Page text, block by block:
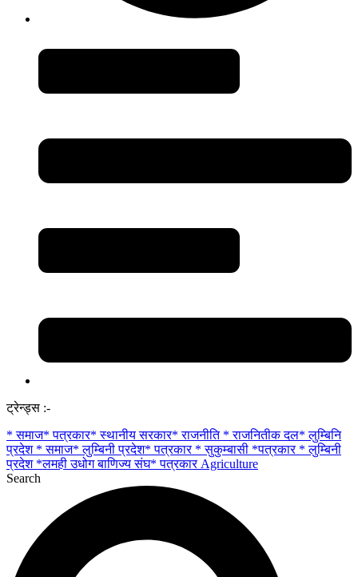
ट्रेन्ड्स :-
* समाज* पत्रकार* स्थानीय सरकार* राजनीति * राजनितीक दल* लुम्बिनि
प्रदेश * समाज* लुम्बिनी प्रदेश* पत्रकार * सुकुम्बासी *पत्रकार * लुम्बिनी
प्रदेश *लमही उधोग बाणिज्य संघ* पत्रकार Agriculture
Search